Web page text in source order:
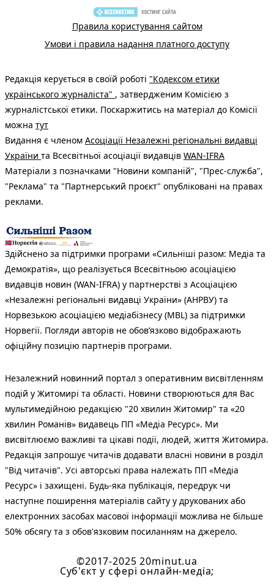
Правила користування сайтом
Умови і правила надання платного доступу
Редакція керується в своїй роботі "Кодексом етики
українського журналіста" , затвердженим Комісією з
журналістської етики. Поскаржитись на матеріал до Комісії
можна тут
Видання є членом Асоціації Незалежні регіональні видавці
України та Всесвітньої асоціації видавців WAN-IFRA
Матеріали з позначками "Новини компаній", "Прес-служба",
"Реклама" та "Партнерський проєкт" опубліковані на правах
реклами.
Здійснено за підтримки програми «Сильніші разом: Медіа та
Демократія», що реалізується Всесвітньою асоціацією
видавців новин (WAN-IFRA) у партнерстві з Асоціацією
«Незалежні регіональні видавці України» (АНРВУ) та
Норвезькою асоціацією медіабізнесу (MBL) за підтримки
Норвегії. Погляди авторів не обов’язково відображають
офіційну позицію партнерів програми.
Незалежний новинний портал з оперативним висвітленням
подій у Житомирі та області. Новини створюються для Вас
мультимедійною редакцією "20 хвилин Житомир" та «20
хвилин Романів» видавець ПП «Медіа Ресурс». Ми
висвітлюємо важливі та цікаві події, людей, життя Житомира.
Редакція запрошує читачів додавати власні новини в розділ
"Від читачів". Усі авторські права належать ПП «Медіа
Ресурс» і захищені. Будь-яка публiкацiя, передрук чи
наступне поширення матеріалів сайту у друкованих або
електронних засобах масової інформації можлива не більше
50% обсягу та з обов'язковим посиланням на джерело.
©2017-2025 20minut.ua
Cуб'єкт у сфері онлайн-медіа;